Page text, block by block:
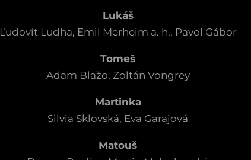
Lukáš
Ľudovít Ludha, Emil Merheim a. h., Pavol Gábor
Tomeš
Adam Blažo, Zoltán Vongrey
Martinka
Silvia Sklovská, Eva Garajová
Matouš